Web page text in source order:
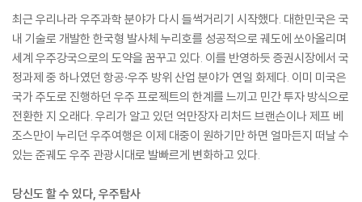
최근 우리나라 우주과학 분야가 다시 들썩거리기 시작했다. 대한민국은 국
내 기술로 개발한 한국형 발사체 누리호를 성공적으로 궤도에 쏘아올리며
세계 우주강국으로의 도약을 꿈꾸고 있다. 이를 반영하듯 증권시장에서 국
정과제 중 하나였던 항공·우주 방위 산업 분야가 연일 화제다. 이미 미국은
국가 주도로 진행하던 우주 프로젝트의 한계를 느끼고 민간 투자 방식으로
전환한 지 오래다. 우리가 알고 있던 억만장자 리처드 브랜슨이나 제프 베
조스만이 누리던 우주여행은 이제 대중이 원하기만 하면 얼마든지 떠날 수
있는 준궤도 우주 관광시대로 발빠르게 변화하고 있다.
당신도 할 수 있다, 우주탐사